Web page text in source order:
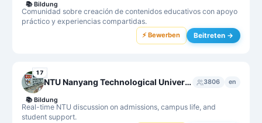
Comunidad sobre creación de contenidos educativos con apoyo
práctico y experiencias compartidas.
📚 Bildung
⚡ Bewerben Beitreten →
17
NTU Nanyang Technological University Chat Group 3806 en
Real-time NTU discussion on admissions, campus life, and
student support.
📚 Bildung